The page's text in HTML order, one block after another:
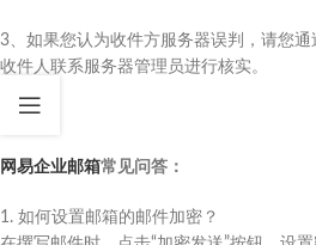
3、如果您认为收件方服务器误判，请您
收件人联系服务器管理员进行核实。
网易企业邮箱常见问答：
1. 如何设置邮箱的邮件加密？